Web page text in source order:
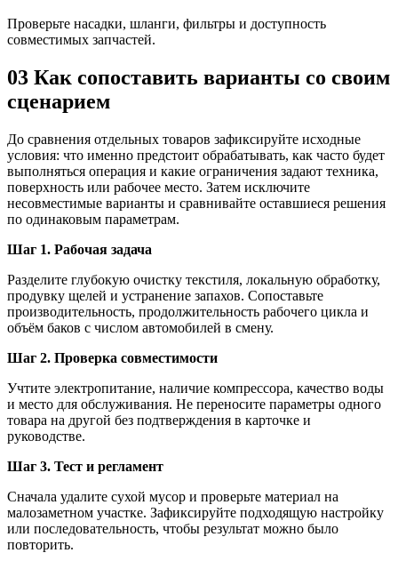
Проверьте насадки, шланги, фильтры и доступность
совместимых запчастей.
03 Как сопоставить варианты со своим
сценарием
До сравнения отдельных товаров зафиксируйте исходные
условия: что именно предстоит обрабатывать, как часто будет
выполняться операция и какие ограничения задают техника,
поверхность или рабочее место. Затем исключите
несовместимые варианты и сравнивайте оставшиеся решения
по одинаковым параметрам.
Шаг 1. Рабочая задача
Разделите глубокую очистку текстиля, локальную обработку,
продувку щелей и устранение запахов. Сопоставьте
производительность, продолжительность рабочего цикла и
объём баков с числом автомобилей в смену.
Шаг 2. Проверка совместимости
Учтите электропитание, наличие компрессора, качество воды
и место для обслуживания. Не переносите параметры одного
товара на другой без подтверждения в карточке и
руководстве.
Шаг 3. Тест и регламент
Сначала удалите сухой мусор и проверьте материал на
малозаметном участке. Зафиксируйте подходящую настройку
или последовательность, чтобы результат можно было
повторить.